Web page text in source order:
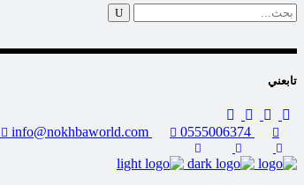
Search
for:
تابعني
info@nokhbaworld.com 0555006374